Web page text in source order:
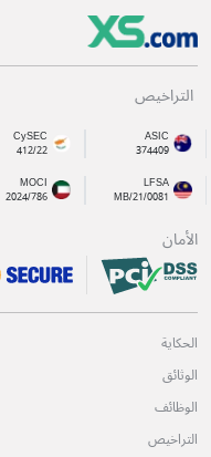
التراخيص
ASIC
374409
CySEC
412/22
LFSA
MB/21/0081
MOCI
2024/786
الأمان
الحكاية
الوثائق
الوظائف
التراخيص